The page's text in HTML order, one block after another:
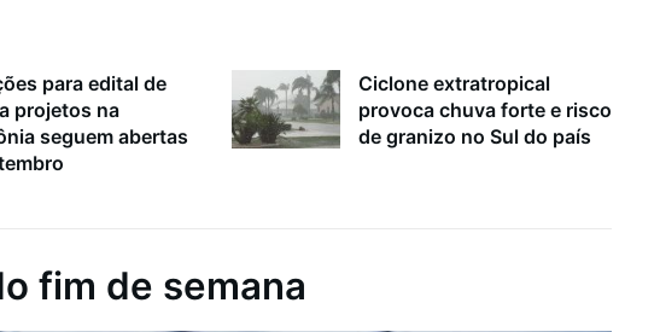
para edital de
projetos na
seguem abertas
Ciclone extratropical
provoca chuva forte e risco
de granizo no Sul do país
fim de semana